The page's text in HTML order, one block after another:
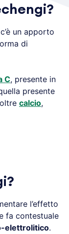
c’è un apporto
di
C, presente in
presente
calcio,
l’effetto
fa contestuale
elettrolitico.